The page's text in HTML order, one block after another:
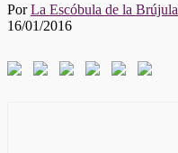
PorLa Escóbula de la Brújula
16/01/2016